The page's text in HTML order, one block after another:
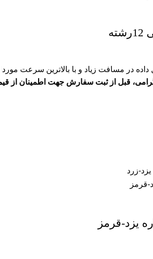
در مسافت زیاد و با بالاترین سرعت مورد
قبل از ثبت سفارش جهت اطمینان از قیمت و